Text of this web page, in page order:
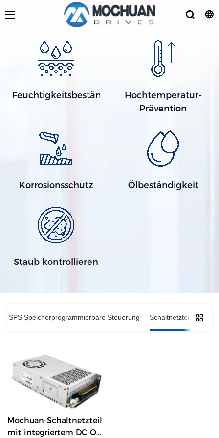
Feuchtigkeitsbeständig
Hochtemperatur-
Prävention
Korrosionsschutz Ölbeständigkeit
Staub kontrollieren
SPS Speicherprogrammierbare Steuerung Schaltnetzteil
Mochuan-Schaltnetzteil
mit integriertem DC-OK-